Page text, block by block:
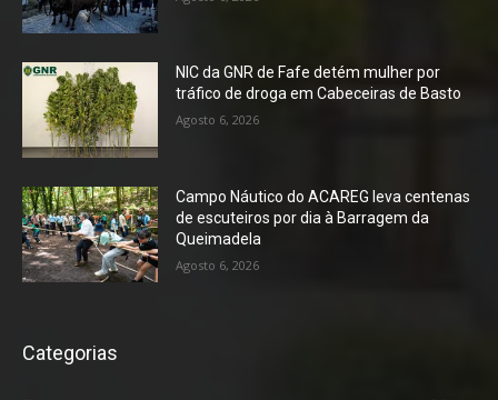
NIC da GNR de Fafe detém mulher por
tráfico de droga em Cabeceiras de Basto
Agosto 6, 2026
Campo Náutico do ACAREG leva centenas
de escuteiros por dia à Barragem da
Queimadela
Agosto 6, 2026
Categorias